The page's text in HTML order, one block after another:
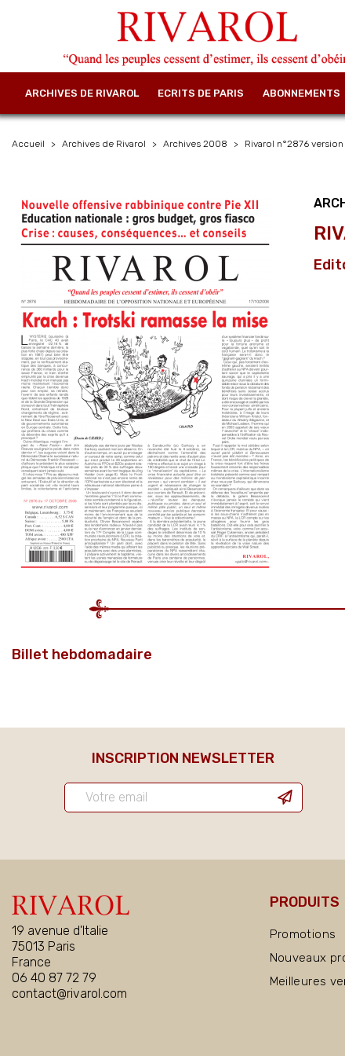
ARCHIVES DE RIVAROL ECRITS DE PARIS ABONNEMENTS
Accueil Archives de Rivarol Archives 2008 Rivarol n°2876
Billet hebdomadaire
INSCRIPTION NEWSLETTER
19 avenue d'Italie
75013 Paris
France
06 40 87 72 79
contact@rivarol.com
PRODUITS
Promotions
Nouveaux
Meilleures